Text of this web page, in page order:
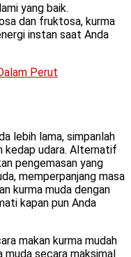
yang baik.
dan fruktosa, kurma
instan saat Anda
Perut
lebih lama, simpanlah
kedap udara. Alternatif
pengemasan yang
memperpanjang masa
kurma muda dengan
kapan pun Anda
makan kurma mudah
secara maksimal